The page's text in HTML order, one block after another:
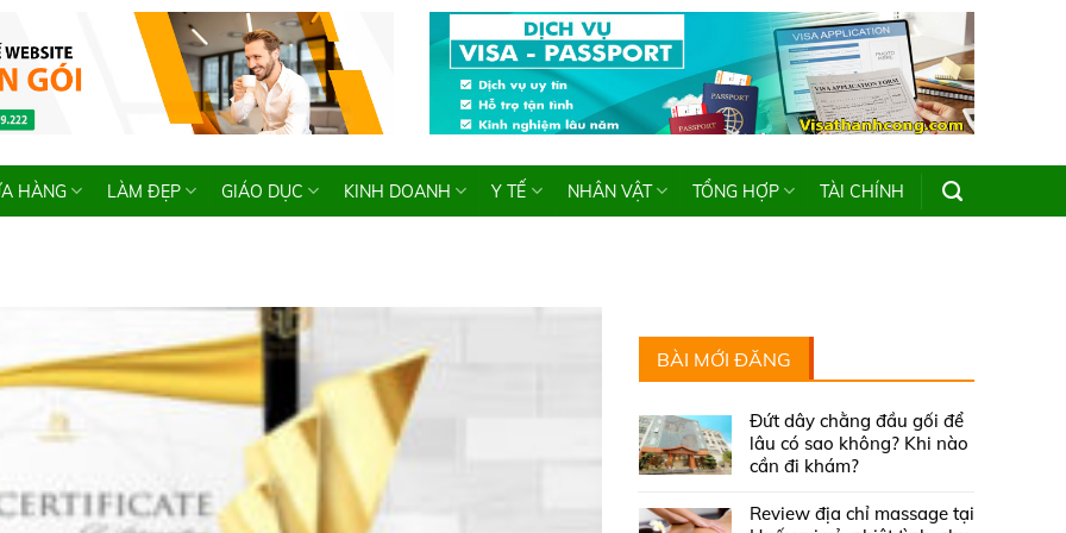
HÀNG LÀM ĐẸP GIÁO DỤC KINH DOANH Y TẾ NHÂN VẬT TỔNG HỢP TÀI CHÍNH
BÀI MỚI ĐĂNG
Đứt dây chằng đầu gối để
lâu có sao không? Khi nào
cần đi khám?
Review địa chỉ massage tại